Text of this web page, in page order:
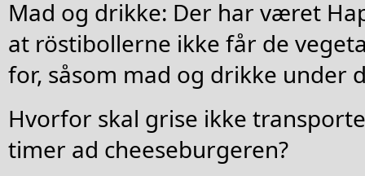
Mad og drikke: Der har været
at röstibollerne ikke får de
for, såsom mad og drikke under
Hvorfor skal grise ikke
timer ad cheeseburgeren?